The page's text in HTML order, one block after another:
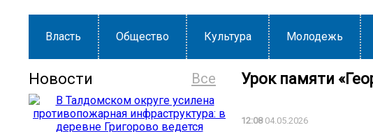
Власть Общество Культура Молодежь
Все
Новости
Урок памяти
12:0804.05.2026